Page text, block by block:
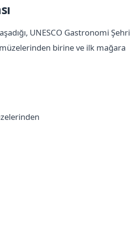
UNESCO Gastronomi Şehri
birine ve ilk mağara